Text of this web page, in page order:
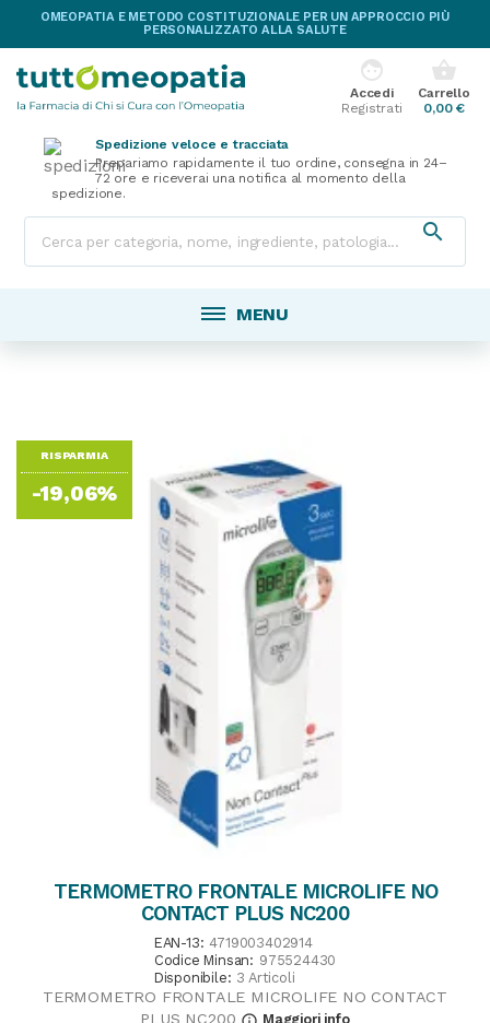
OMEOPATIA E METODO COSTITUZIONALE PER UN APPROCCIO PIÙ
PERSONALIZZATO ALLA SALUTE
shopping_basket
Carrello
0,00 €
face
Accedi
Registrati
Spedizione veloce e tracciata
Prepariamo rapidamente il tuo ordine, consegna in 24–
72 ore e riceverai una notifica al momento della
spedizione.

MENU
RISPARMIA
-19,06%
TERMOMETRO FRONTALE MICROLIFE NO
CONTACT PLUS NC200
EAN-13: 4719003402914
Codice Minsan: 975524430
Disponibile: 3 Articoli
TERMOMETRO FRONTALE MICROLIFE NO CONTACT
PLUS NC200
Maggiori info